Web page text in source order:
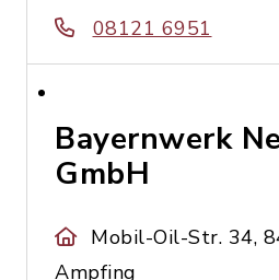
08121 6951
Bayernwerk
GmbH
Mobil-Oil-Str. 34,
Ampfing